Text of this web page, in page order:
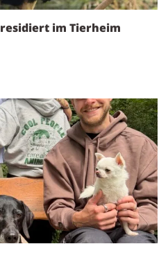
im Tierheim